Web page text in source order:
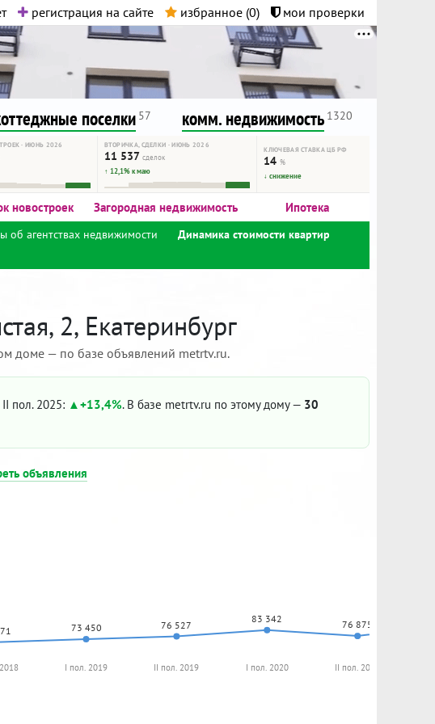
регистрация на сайте избранное (0) мои проверки
Удачи!
поселки 57 комм. недвижимость 1320
· ИЮНЬ 2026 ВТОРИЧКА, СДЕЛКИ · ИЮНЬ 2026
11 537 сделок
↑ 12,1% к маю
КЛЮЧЕВАЯ СТАВКА ЦБ РФ
14%
↓ снижение
новостроек Загородная недвижимость Ипотека
об агентствах недвижимости
Динамика стоимости квартир
2, Екатеринбург
доме — по базе объявлений metrtv.ru.
пол. 2025: +13,4%. В базе metrtv.ru по этому дому — 30
объявления
73 450 76 527
83 342 76 875
I пол. 2019 II пол. 2019 I пол. 2020 II пол. 2020